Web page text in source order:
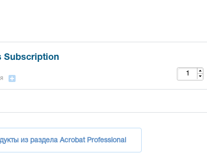
Subscription
из раздела Acrobat Professional